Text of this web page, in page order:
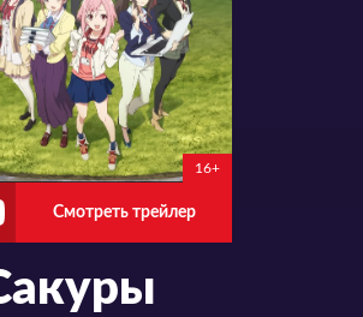
16+
Смотреть трейлер